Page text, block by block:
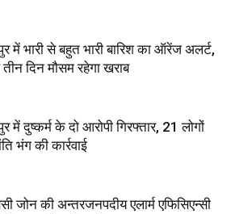
में भारी से बहुत भारी बारिश का ऑरेंज अलर्ट,
दिन मौसम रहेगा खराब
में दुष्कर्म के दो आरोपी गिरफ्तार, 21 लोगों
भंग की कार्रवाई
जोन की अन्तरजनपदीय एलार्म एफिसिएन्सी